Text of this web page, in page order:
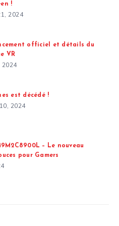
!
2024
officiel et détails du
VR
2024
est décédé !
2024
– Le nouveau
pour Gamers